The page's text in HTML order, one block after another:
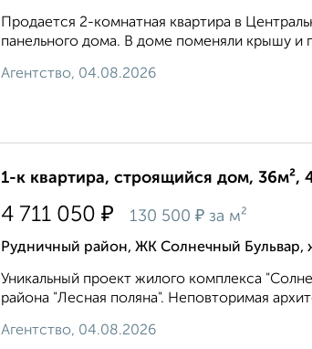
Продается 2-кoмнатная квартира в
панельного дома. В доме поменяли крышу и
Агентство, 04.08.2026
1-к квартира, строящийся дом, 36м²,
4 711 050 ₽ 130 500 ₽ за м²
Рудничный район, ЖК Солнечный Бульвар,
Уникальный проект жилого комплекса
района "Лесная поляна". Неповторимая
Агентство, 04.08.2026